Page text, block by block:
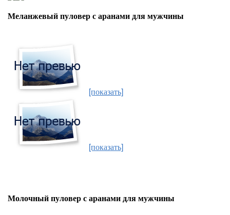
Меланжевый пуловер с аранами для мужчины
[показать]
[показать]
Молочный пуловер с аранами для мужчины